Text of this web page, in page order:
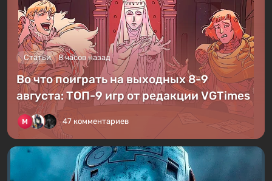
Статьи 8 часов назад
Во что поиграть на выходных 8-9
августа: ТОП-9 игр от редакции VGTimes
47 комментариев